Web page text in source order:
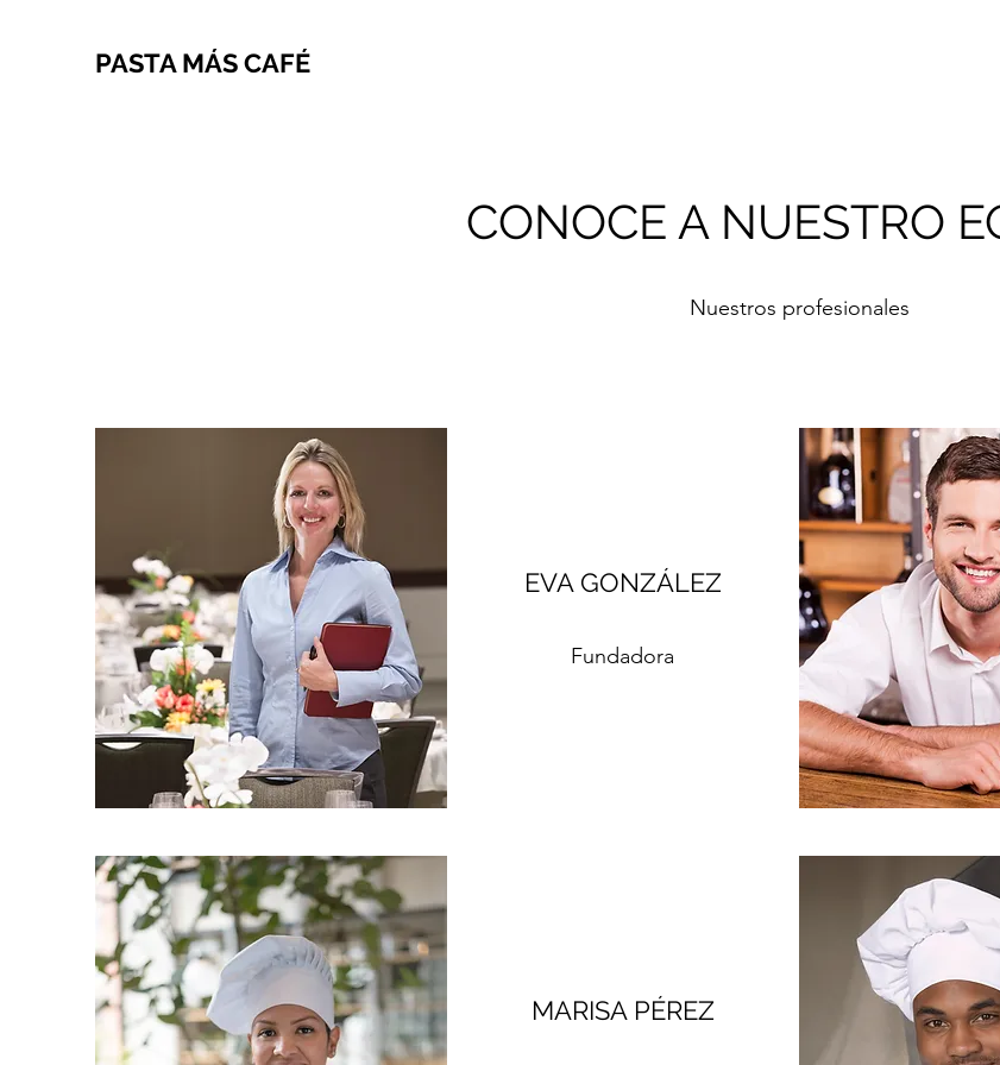
PASTA MÁS CAFÉ
CONOCE A NUESTRO
Nuestros profesionales
EVA GONZÁLEZ
Fundadora
MARISA PÉREZ